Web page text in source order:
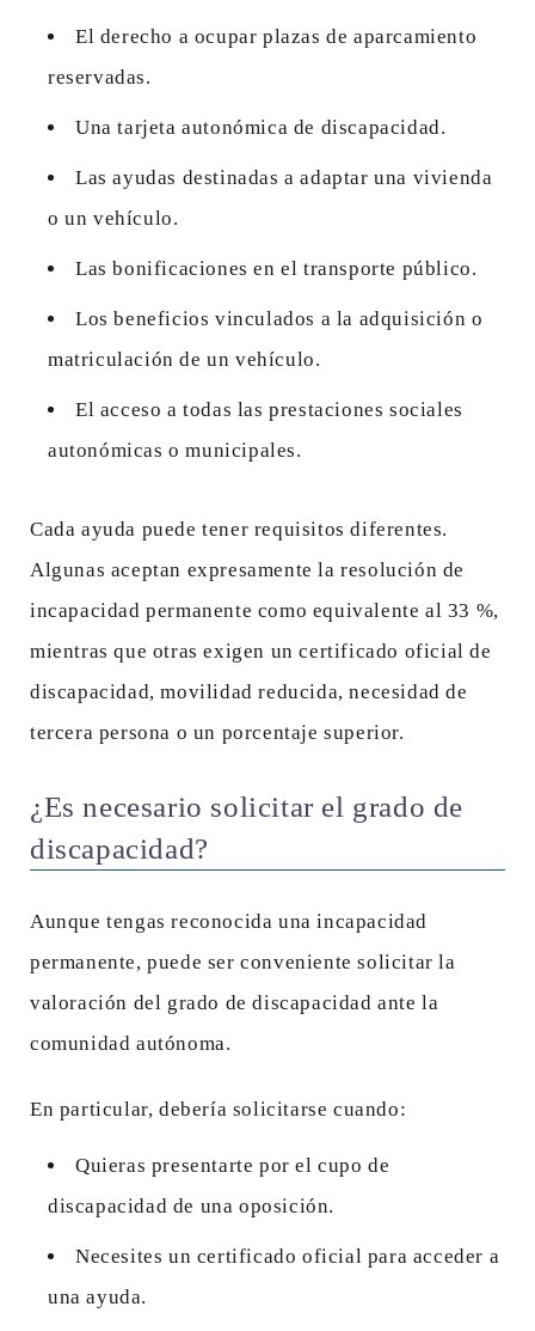
El derecho a ocupar plazas de aparcamiento
reservadas.
Una tarjeta autonómica de discapacidad.
Las ayudas destinadas a adaptar una vivienda
o un vehículo.
Las bonificaciones en el transporte público.
Los beneficios vinculados a la adquisición o
matriculación de un vehículo.
El acceso a todas las prestaciones sociales
autonómicas o municipales.
Cada ayuda puede tener requisitos diferentes.
Algunas aceptan expresamente la resolución de
incapacidad permanente como equivalente al 33 %,
mientras que otras exigen un certificado oficial de
discapacidad, movilidad reducida, necesidad de
tercera persona o un porcentaje superior.
¿Es necesario solicitar el grado de
discapacidad?
Aunque tengas reconocida una incapacidad
permanente, puede ser conveniente solicitar la
valoración del grado de discapacidad ante la
comunidad autónoma.
En particular, debería solicitarse cuando:
Quieras presentarte por el cupo de
discapacidad de una oposición.
Necesites un certificado oficial para acceder a
una ayuda.